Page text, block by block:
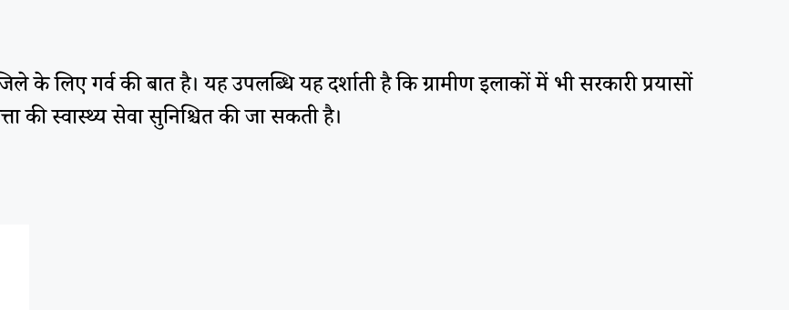
के लिए गर्व की बात है। यह उपलब्धि यह दर्शाती है कि ग्रामीण इलाकों में भी सरकारी प्रयासों
की स्वास्थ्य सेवा सुनिश्चित की जा सकती है।